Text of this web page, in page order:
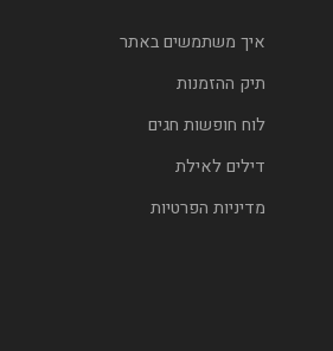
איך משתמשים באתר
תיק ההזמנות
לוח חופשות חגים
דילים לאילת
מדיניות הפרטיות